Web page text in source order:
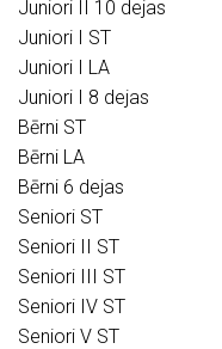
Juniori II 10 dejas
Juniori I ST
Juniori I LA
Juniori I 8 dejas
Bērni ST
Bērni LA
Bērni 6 dejas
Seniori ST
Seniori II ST
Seniori III ST
Seniori IV ST
Seniori V ST